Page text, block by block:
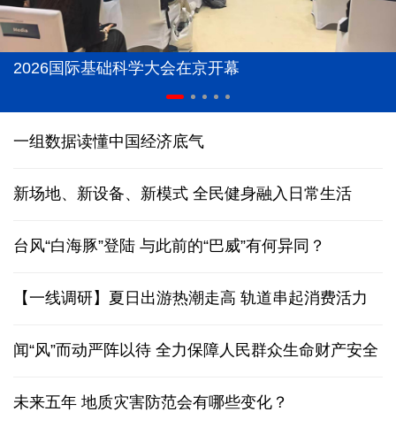
2026国际基础科学大会在京开幕
一组数据读懂中国经济底气
新场地、新设备、新模式 全民健身融入日常生活
台风“白海豚”登陆 与此前的“巴威”有何异同？
【一线调研】夏日出游热潮走高 轨道串起消费活力
闻“风”而动严阵以待 全力保障人民群众生命财产安全
未来五年 地质灾害防范会有哪些变化？